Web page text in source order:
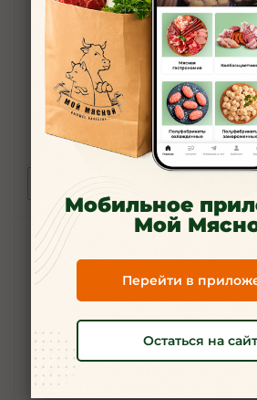
Мы-шарики! Нелопающиеся
мыльные пузыри,можно
потрогать,5 мл
69руб. /шт
ЧЕБУРАШКА Браслет с
насадками в флоупаке 20гр.
Мобильное
Мой
Перейти в
Остаться на